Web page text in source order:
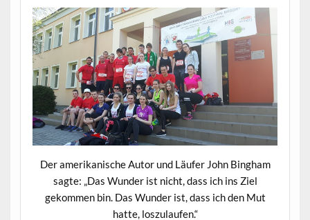
Der amerikanische Autor und Läufer John Bingham
sagte: „Das Wunder ist nicht, dass ich ins Ziel
gekommen bin. Das Wunder ist, dass ich den Mut
hatte, loszulaufen.“